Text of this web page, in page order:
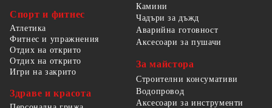
Спорт и фитнес
Атлетика
Фитнес и упражнения
Отдих на открито
Отдих на открито
Игри на закрито
Здраве и красота
Камини
Чадъри за дъжд
Аварийна готовност
Аксесоари за пушачи
За майстора
Строителни консумативи
Водопровод
Аксесоари за инструменти